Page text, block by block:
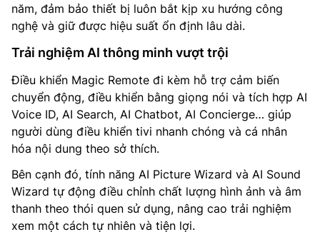
năm, đảm bảo thiết bị luôn bắt kịp xu hướng công
nghệ và giữ được hiệu suất ổn định lâu dài.
Trải nghiệm AI thông minh vượt trội
Điều khiển Magic Remote đi kèm hỗ trợ cảm biến
chuyển động, điều khiển bằng giọng nói và tích hợp AI
Voice ID, AI Search, AI Chatbot, AI Concierge… giúp
người dùng điều khiển tivi nhanh chóng và cá nhân
hóa nội dung theo sở thích.
Bên cạnh đó, tính năng AI Picture Wizard và AI Sound
Wizard tự động điều chỉnh chất lượng hình ảnh và âm
thanh theo thói quen sử dụng, nâng cao trải nghiệm
xem một cách tự nhiên và tiện lợi.